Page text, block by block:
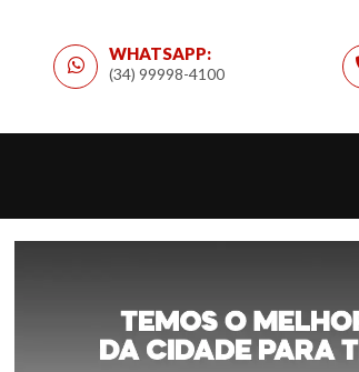
WHATSAPP:
(34) 99998-4100